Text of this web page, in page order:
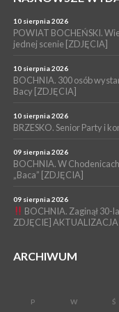
BOCHNIA. W niedzielę
zmiany w organizacji
06 sierpnia 2026
BOCHNIA. Podpisano
projektowej
10 sierpnia 2026
POWIAT BOCHEŃSKI.
jednej scenie [ZDJĘCIA]
10 sierpnia 2026
BOCHNIA. 300 osób
Bacy [ZDJĘCIA]
10 sierpnia 2026
BRZESKO. Senior Party i
09 sierpnia 2026
BOCHNIA. W
„Baca” [ZDJĘCIA]
09 sierpnia 2026
BOCHNIA. Zaginął 30-
ZDJĘCIE] AKTUALIZACJA
ARCHIWUM
P W Ś